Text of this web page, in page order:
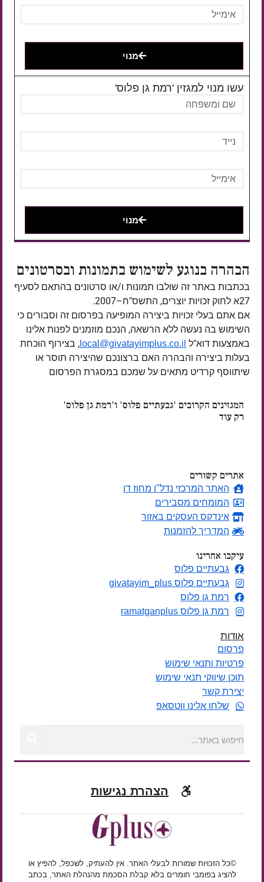
מנוי
עשו מנוי למגזין 'רמת גן פלוס'
מנוי
הבהרה בנוגע לשימוש בתמונות ובסרטונים
בכתבות באתר זה שולבו תמונות ו/או סרטונים בהתאם לסעיף
27א לחוק זכויות יוצרים, התשס"ח–2007.
אם אתם בעלי זכויות ביצירה המופיעה בפרסום זה וסבורים כי
השימוש בה נעשה ללא הרשאה, הנכם מוזמנים לפנות אלינו
באמצעות דוא"ל local@givatayimplus.co.il , בצירוף הוכחת
בעלות ביצירה והבהרה האם ברצונכם שהיצירה תוסר או
שיתווסף קרדיט מתאים על שמכם במסגרת הפרסום
המגזינים הקרובים 'גבעתיים פלוס' ו'רמת גן פלוס'
רק עוד
אתרים קשורים
האתר המרכזי נדל"ן מחוז דן
המומחים מסבירים
אינדקס העסקים באזור
המדריך להזמנות
עיקבו אחרינו
גבעתיים פלוס
גבעתיים פלוס givatayim_plus
רמת גן פלוס
רמת גן פלוס ramatganplus
אודות
פרסום
פרטיות ותנאי שימוש
תוכן שיווקי תנאי שימוש
יצירת קשר
שלחו אלינו ווטסאפ
הצהרת נגישות
©כל הזכויות שמורות לבעלי האתר. אין להעתיק, לשכפל, להפיץ או
להציג בפומבי חומרים בלא קבלת הסכמת מהנהלת האתר, בכתב